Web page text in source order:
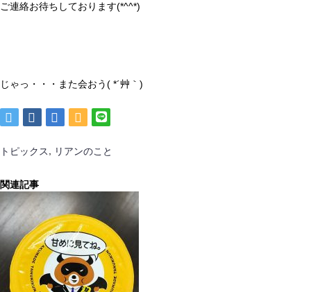
ご連絡お待ちしております(*^^*)
じゃっ・・・また会おう( *´艸｀)
トピックス, リアンのこと
関連記事